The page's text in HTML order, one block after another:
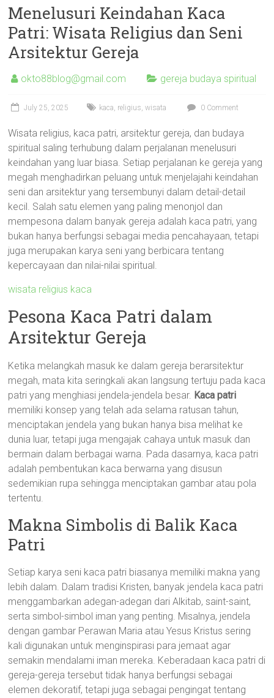
Menelusuri Keindahan Kaca
Patri: Wisata Religius dan Seni
Arsitektur Gereja
okto88blog@gmail.com gereja budaya spiritual
July 25, 2025 kaca, religius,wisata 0 Comment
Wisata religius, kaca patri, arsitektur gereja, dan budaya
spiritual saling terhubung dalam perjalanan menelusuri
keindahan yang luar biasa. Setiap perjalanan ke gereja yang
megah menghadirkan peluang untuk menjelajahi keindahan
seni dan arsitektur yang tersembunyi dalam detail-detail
kecil. Salah satu elemen yang paling menonjol dan
mempesona dalam banyak gereja adalah kaca patri, yang
bukan hanya berfungsi sebagai media pencahayaan, tetapi
juga merupakan karya seni yang berbicara tentang
kepercayaan dan nilai-nilai spiritual.
wisata religius kaca
Pesona Kaca Patri dalam
Arsitektur Gereja
Ketika melangkah masuk ke dalam gereja berarsitektur
megah, mata kita seringkali akan langsung tertuju pada kaca
patri yang menghiasi jendela-jendela besar. Kaca patri
memiliki konsep yang telah ada selama ratusan tahun,
menciptakan jendela yang bukan hanya bisa melihat ke
dunia luar, tetapi juga mengajak cahaya untuk masuk dan
bermain dalam berbagai warna. Pada dasarnya, kaca patri
adalah pembentukan kaca berwarna yang disusun
sedemikian rupa sehingga menciptakan gambar atau pola
tertentu.
Makna Simbolis di Balik Kaca
Patri
Setiap karya seni kaca patri biasanya memiliki makna yang
lebih dalam. Dalam tradisi Kristen, banyak jendela kaca patri
menggambarkan adegan-adegan dari Alkitab, saint-saint,
serta simbol-simbol iman yang penting. Misalnya, jendela
dengan gambar Perawan Maria atau Yesus Kristus sering
kali digunakan untuk menginspirasi para jemaat agar
semakin mendalami iman mereka. Keberadaan kaca patri di
gereja-gereja tersebut tidak hanya berfungsi sebagai
elemen dekoratif, tetapi juga sebagai pengingat tentang